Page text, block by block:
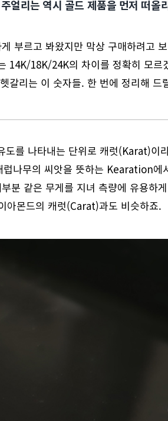
얼리는 역시 골드 제품을 먼저 떠올
부르고 봐왔지만 막상 구매하려고
14K/18K/24K의 차이를 정확히 모르
갈리는 이 숫자들. 한 번에 정리해 드
도를 나타내는 단위로 캐럿(Karat)이
나무의 씨앗을 뜻하는 Kearation에
분 같은 무게를 지녀 측량에 유용하
아몬드의 캐럿(Carat)과도 비슷하죠.